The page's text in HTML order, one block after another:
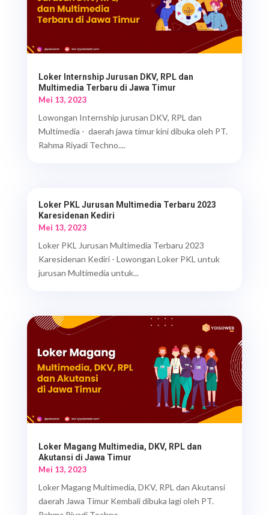
Loker Internship Jurusan DKV, RPL dan
Multimedia Terbaru di Jawa Timur
Mei 13, 2023
Lowongan Internship jurusan DKV, RPL dan
Multimedia - daerah jawa timur kini dibuka oleh PT.
Rahma Riyadi Techno....
Loker PKL Jurusan Multimedia Terbaru 2023
Karesidenan Kediri
Mei 13, 2023
Loker PKL Jurusan Multimedia Terbaru 2023
Karesidenan Kediri - Lowongan Loker PKL untuk
jurusan Multimedia untuk...
Loker Magang Multimedia, DKV, RPL dan
Akutansi di Jawa Timur
Mei 13, 2023
Loker Magang Multimedia, DKV, RPL dan Akutansi
daerah Jawa Timur Kembali dibuka lagi oleh PT.